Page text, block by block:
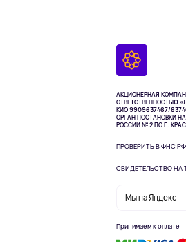
АКЦИОНЕРНАЯ
ОТВЕТСТВЕННОСТЬЮ
КИО 9909637467/
ОРГАН ПОСТАНОВКИ
РОССИИ № 2 ПО Г.
ПРОВЕРИТЬ В ФНС РФ
СВИДЕТЕЛЬСТВО НА
Мы на Яндекс
Принимаем к оплате